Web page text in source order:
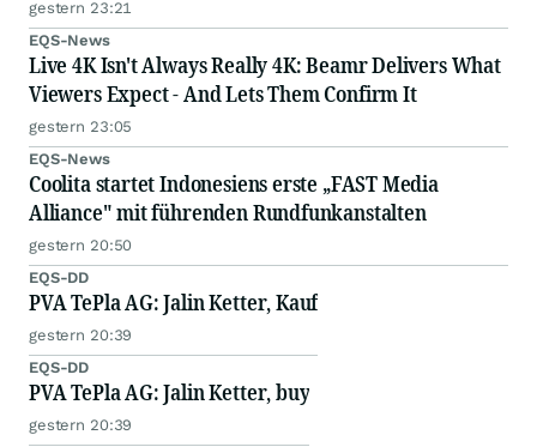
gestern 23:21
EQS-News
Live 4K Isn't Always Really 4K: Beamr Delivers What
Viewers Expect - And Lets Them Confirm It
gestern 23:05
EQS-News
Coolita startet Indonesiens erste „FAST Media
Alliance" mit führenden Rundfunkanstalten
gestern 20:50
EQS-DD
PVA TePla AG: Jalin Ketter, Kauf
gestern 20:39
EQS-DD
PVA TePla AG: Jalin Ketter, buy
gestern 20:39